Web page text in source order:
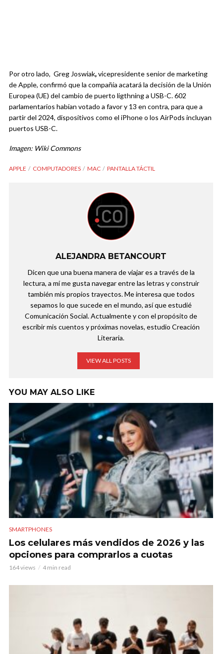
Por otro lado, Greg Joswiak,vicepresidente senior de marketing
de Apple, confirmó que la compañía acatará la decisión de la Unión
Europea (UE) del cambio de puerto ligthning a USB-C. 602
parlamentarios habían votado a favor y 13 en contra, para que a
partir del 2024, dispositivos como el iPhone o los AirPods incluyan
puertos USB-C.
Imagen: Wiki Commons
APPLE COMPUTADORES MAC PANTALLA TÁCTIL
ALEJANDRA BETANCOURT
Dicen que una buena manera de viajar es a través de la
lectura, a mí me gusta navegar entre las letras y construir
también mis propios trayectos. Me interesa que todos
sepamos lo que sucede en el mundo, así que estudié
Comunicación Social. Actualmente y con el propósito de
escribir mis cuentos y próximas novelas, estudio Creación
Literaria.
VIEW ALL POSTS
YOU MAY ALSO LIKE
SMARTPHONES
Los celulares más vendidos de 2026 y las
opciones para comprarlos a cuotas
164 views 4 min read